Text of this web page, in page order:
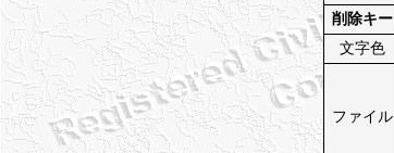
削除キー
文字色
ファイル